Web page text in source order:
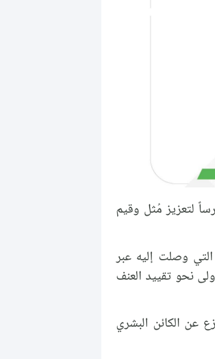
من كل عام يوماً مُكرساً لتعزيز مُثل وقيم
وصلت إليه عبر
نحو تقييد العنف
عن الكائن البشري